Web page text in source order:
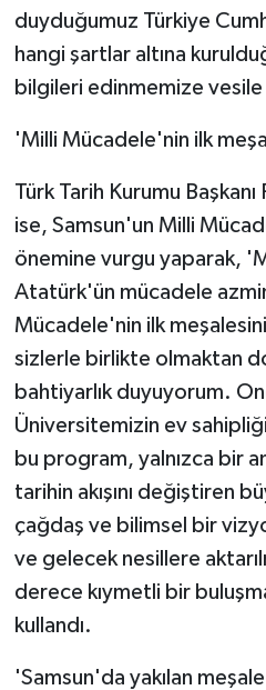
duyduğumuz Türkiye
hangi şartlar altına
bilgileri edinmemize vesile
'Milli Mücadele'nin ilk
Türk Tarih Kurumu
ise, Samsun'un Milli
önemine vurgu yaparak,
Atatürk'ün mücadele
Mücadele'nin ilk
sizlerle birlikte olmaktan
bahtiyarlık duyuyorum.
Üniversitemizin ev
bu program, yalnızca bir
tarihin akışını değiştiren
çağdaş ve bilimsel bir
ve gelecek nesillere
derece kıymetli bir
kullandı.
'Samsun'da yakılan